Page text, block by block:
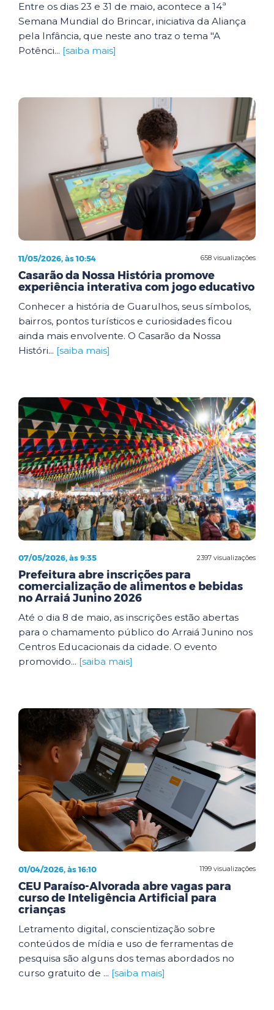
Entre os dias 23 e 31 de maio, acontece a 14ª
Semana Mundial do Brincar, iniciativa da Aliança
pela Infância, que neste ano traz o tema "A
Potênci... [saiba mais]
658 visualizações
11/05/2026, às 10:54
Casarão da Nossa História promove
experiência interativa com jogo educativo
Conhecer a história de Guarulhos, seus símbolos,
bairros, pontos turísticos e curiosidades ficou
ainda mais envolvente. O Casarão da Nossa
Históri... [saiba mais]
2397 visualizações
07/05/2026, às 9:35
Prefeitura abre inscrições para
comercialização de alimentos e bebidas
no Arraiá Junino 2026
Até o dia 8 de maio, as inscrições estão abertas
para o chamamento público do Arraiá Junino nos
Centros Educacionais da cidade. O evento
promovido... [saiba mais]
1199 visualizações
01/04/2026, às 16:10
CEU Paraíso-Alvorada abre vagas para
curso de Inteligência Artificial para
crianças
Letramento digital, conscientização sobre
conteúdos de mídia e uso de ferramentas de
pesquisa são alguns dos temas abordados no
curso gratuito de ... [saiba mais]